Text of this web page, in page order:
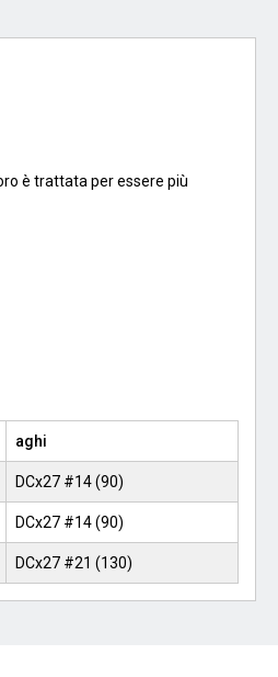
è trattata per essere più
aghi
DCx27 #14 (90)
DCx27 #14 (90)
DCx27 #21 (130)